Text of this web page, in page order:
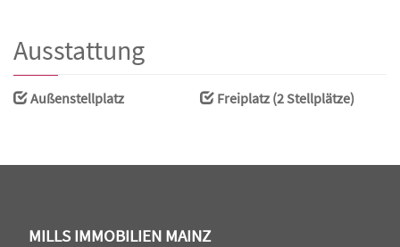
Ausstattung
Außenstellplatz Freiplatz (2 Stellplätze)
MILLS IMMOBILIEN MAINZ